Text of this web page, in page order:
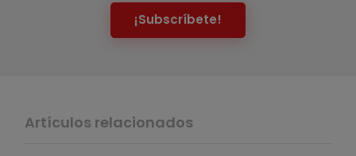
¡Subscríbete!
Artículos relacionados